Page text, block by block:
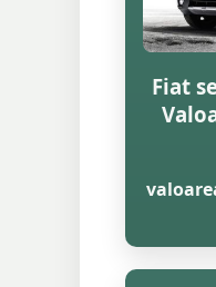
Fiat